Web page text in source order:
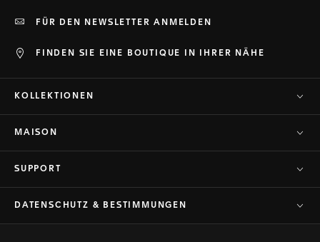
FINDEN SIE EINE BOUTIQUE IN IHRER NÄHE
FÜR DEN NEWSLETTER ANMELDEN
KOLLEKTIONEN
MAISON
SUPPORT
DATENSCHUTZ & BESTIMMUNGEN